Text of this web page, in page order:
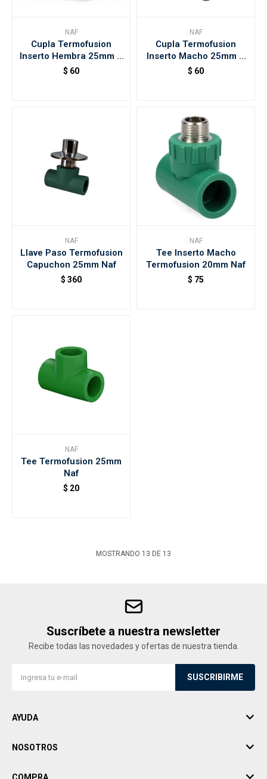
NAF
Cupla Termofusion
Inserto Hembra 25mm X
1/2 Naf
$ 60
NAF
Cupla Termofusion
Inserto Macho 25mm X
1/2 Naf
$ 60
NAF
Llave Paso Termofusion
Capuchon 25mm Naf
$ 360
NAF
Tee Inserto Macho
Termofusion 20mm Naf
$ 75
NAF
Tee Termofusion 25mm
Naf
$ 20
MOSTRANDO 13 DE 13
Suscríbete a nuestra newsletter
Recibe todas las novedades y ofertas de nuestra tienda.
SUSCRIBIRME
AYUDA
NOSOTROS